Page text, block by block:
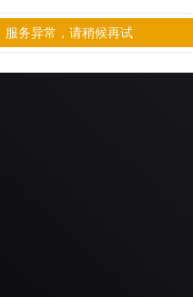
服务异常，请稍候再试